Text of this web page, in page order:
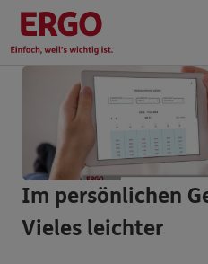
Im persönlichen
Vieles leichter